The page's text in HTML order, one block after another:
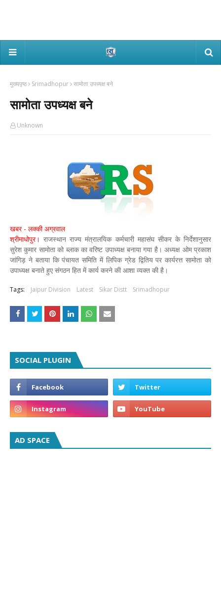
मुख्यपृष्ठ Srimadhopur सामोता उपध्यक्ष बने
सामोता उपध्यक्ष बने
Unknown
खबर - लक्की अग्रवाल
श्रीमाधोपुर। राजस्थान राज्य मंत्रालयिक कर्मचारी महासंघ सीकर के निर्देशानुसार
सुरेश कुमार सामोता को ब्लाक का वरिष्ट उपाध्यक्ष बनाया गया है। अध्यक्ष ओम प्रकाश
जांगिड़ ने बताया कि पंचायत समिति में लिपिक ग्रेड द्वितिय पर कार्यरत्त सामोता को
उपाध्यक्ष बनाते हुए संगठन हित में कार्य करने की आशा व्यक्त की है।
Tags: Jaipur Division Latest Sikar Distt Srimadhopur
SOCIAL PLUGIN
AD SPACE